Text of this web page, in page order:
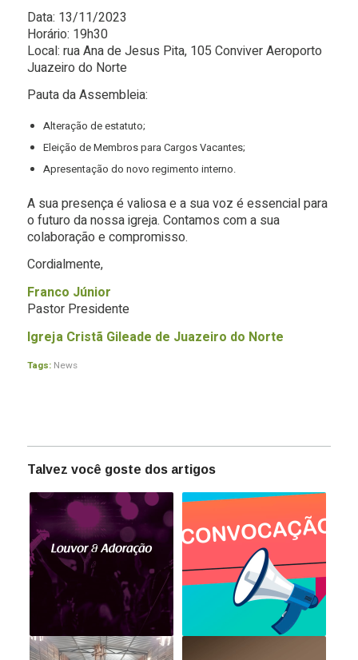
Data: 13/11/2023
Horário: 19h30
Local: rua Ana de Jesus Pita, 105 Conviver Aeroporto
Juazeiro do Norte
Pauta da Assembleia:
Alteração de estatuto;
Eleição de Membros para Cargos Vacantes;
Apresentação do novo regimento interno.
A sua presença é valiosa e a sua voz é essencial para
o futuro da nossa igreja. Contamos com a sua
colaboração e compromisso.
Cordialmente,
Franco Júnior
Pastor Presidente
Igreja Cristã Gileade de Juazeiro do Norte
Tags: News
Talvez você goste dos artigos